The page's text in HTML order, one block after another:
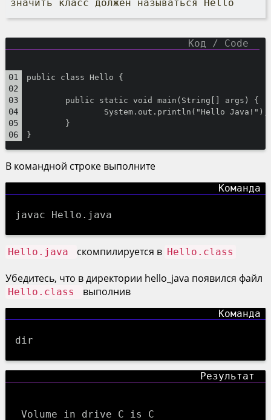
значить класс должен называться Hello
public class Hello {
        public static void main(String[] args) {
                System.out.println("Hello Java!");
        }
}
В командной строке выполните
javac Hello.java
Hello.java скомпилируется в Hello.class
Убедитесь, что в директории hello_java появился файл
Hello.class выполнив
dir